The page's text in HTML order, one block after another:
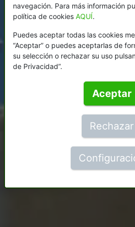
navegación. Para más información
política de cookies AQUÍ.
Puedes aceptar todas las cookies
“Aceptar” o puedes aceptarlas de
su selección o rechazar su uso
de Privacidad”.
Aceptar
Rechazar